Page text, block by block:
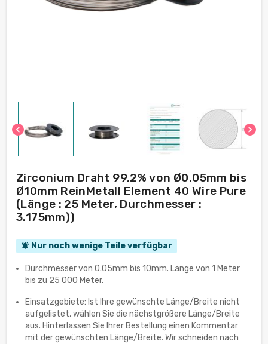
chevron_left chevron_right
Zirconium Draht 99,2% von Ø0.05mm bis
Ø10mm ReinMetall Element 40 Wire Pure
(Länge : 25 Meter, Durchmesser :
3.175mm))
notifications_active Nur noch wenige Teile verfügbar
Durchmesser von 0.05mm bis 10mm. Länge von 1 Meter
bis zu 25 000 Meter.
Einsatzgebiete: Ist Ihre gewünschte Länge/Breite nicht
aufgelistet, wählen Sie die nächstgrößere Länge/Breite
aus. Hinterlassen Sie Ihrer Bestellung einen Kommentar
mit der gewünschten Länge/Breite. Wir schneiden nach